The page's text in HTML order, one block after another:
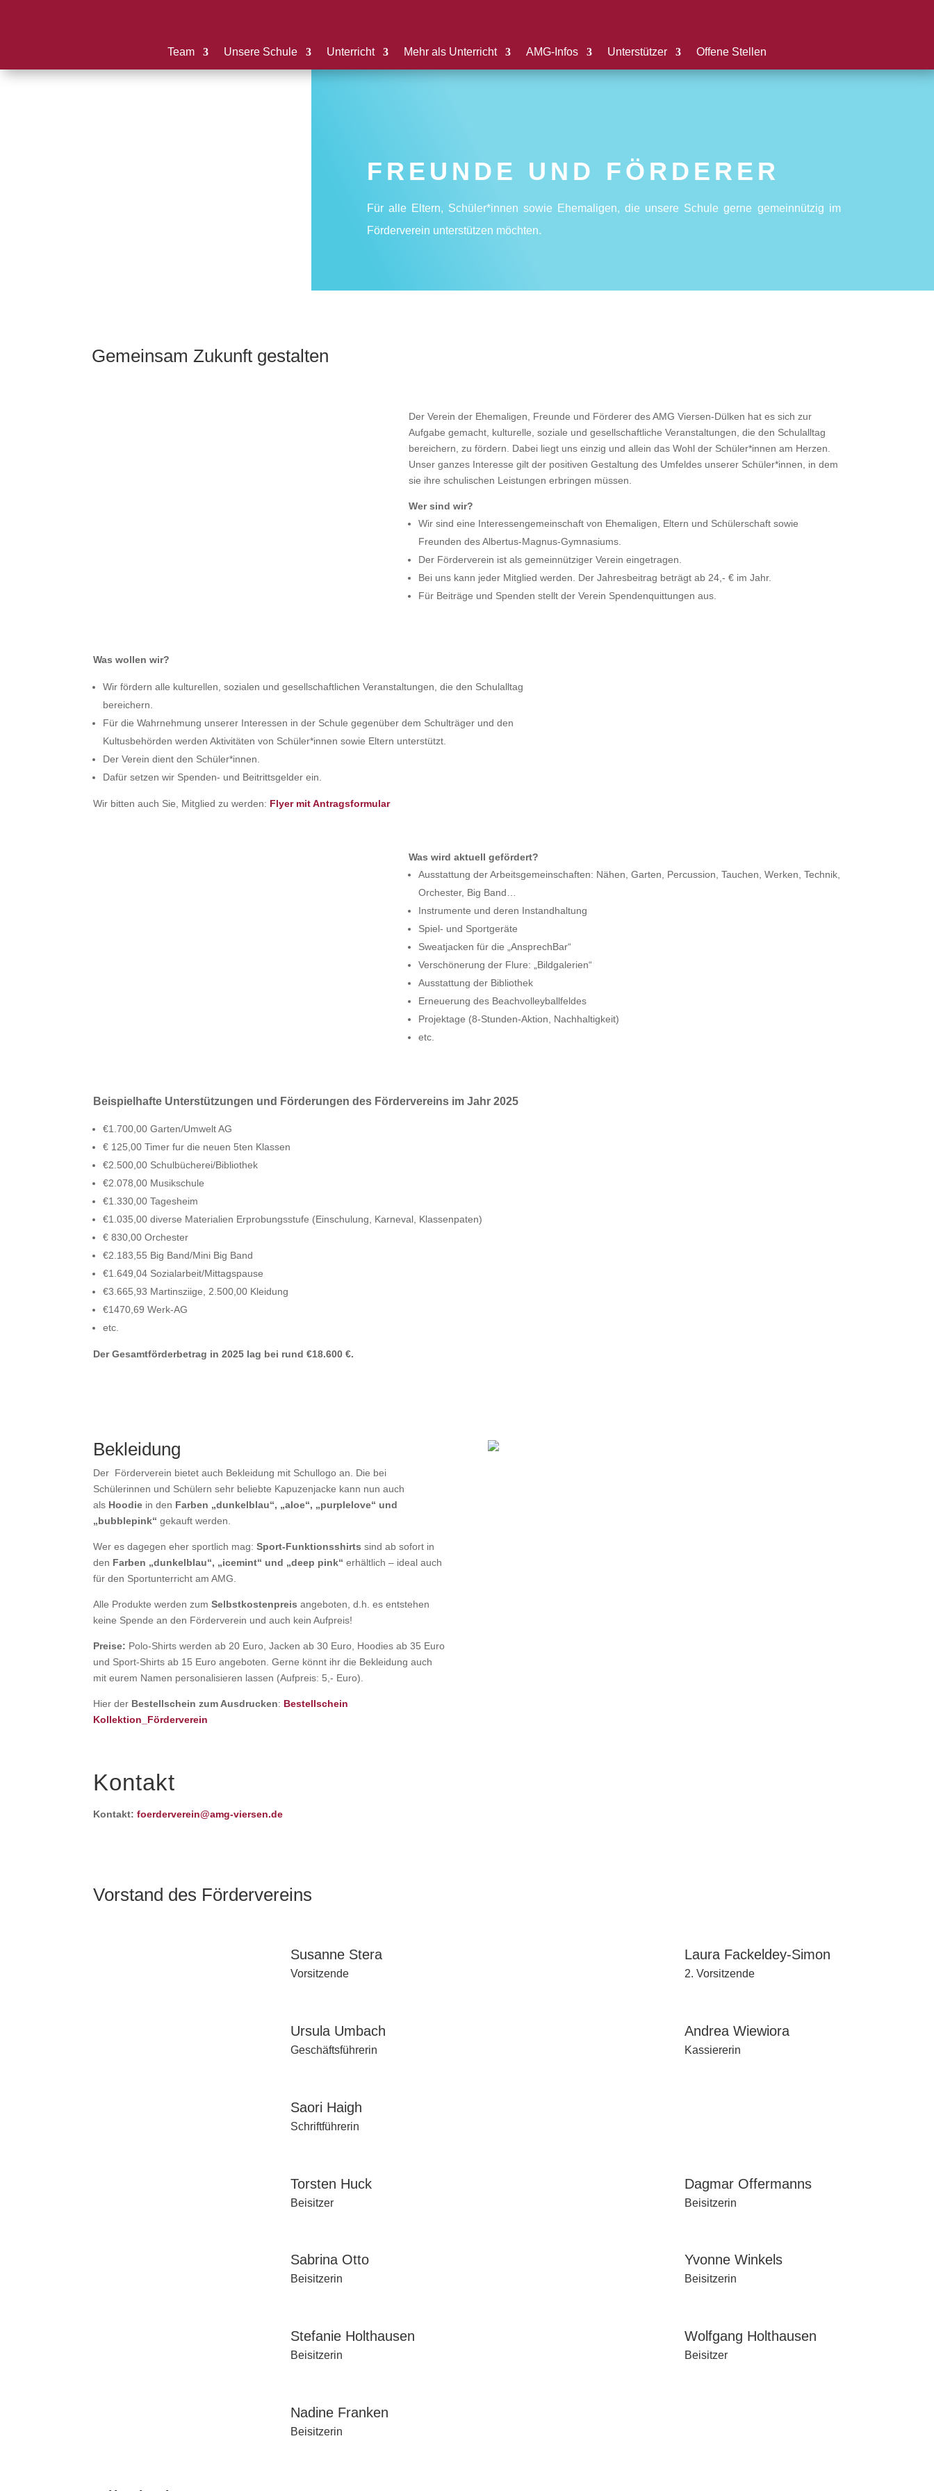
Team Unsere Schule Unterricht Mehr als Unterricht AMG-Infos Unterstützer Offene Stellen
FREUNDE UND FÖRDERER
Für alle Eltern, Schüler*innen sowie Ehemaligen, die unsere Schule gerne gemeinnützig im
Förderverein unterstützen möchten.
Gemeinsam Zukunft gestalten
Der Verein der Ehemaligen, Freunde und Förderer des AMG Viersen-Dülken hat es sich zur
Aufgabe gemacht, kulturelle, soziale und gesellschaftliche Veranstaltungen, die den Schulalltag
bereichern, zu fördern. Dabei liegt uns einzig und allein das Wohl der Schüler*innen am Herzen.
Unser ganzes Interesse gilt der positiven Gestaltung des Umfeldes unserer Schüler*innen, in dem
sie ihre schulischen Leistungen erbringen müssen.
Wer sind wir?
Wir sind eine Interessengemeinschaft von Ehemaligen, Eltern und Schülerschaft sowie
Freunden des Albertus-Magnus-Gymnasiums.
Der Förderverein ist als gemeinnütziger Verein eingetragen.
Bei uns kann jeder Mitglied werden. Der Jahresbeitrag beträgt ab 24,- € im Jahr.
Für Beiträge und Spenden stellt der Verein Spendenquittungen aus.
Was wollen wir?
Wir fördern alle kulturellen, sozialen und gesellschaftlichen Veranstaltungen, die den Schulalltag
bereichern.
Für die Wahrnehmung unserer Interessen in der Schule gegenüber dem Schulträger und den
Kultusbehörden werden Aktivitäten von Schüler*innen sowie Eltern unterstützt.
Der Verein dient den Schüler*innen.
Dafür setzen wir Spenden- und Beitrittsgelder ein.
Wir bitten auch Sie, Mitglied zu werden: Flyer mit Antragsformular
Was wird aktuell gefördert?
Ausstattung der Arbeitsgemeinschaften: Nähen, Garten, Percussion, Tauchen, Werken, Technik,
Orchester, Big Band…
Instrumente und deren Instandhaltung
Spiel- und Sportgeräte
Sweatjacken für die „AnsprechBar“
Verschönerung der Flure: „Bildgalerien“
Ausstattung der Bibliothek
Erneuerung des Beachvolleyballfeldes
Projektage (8-Stunden-Aktion, Nachhaltigkeit)
etc.
Beispielhafte Unterstützungen und Förderungen des Fördervereins im Jahr 2025
€1.700,00 Garten/Umwelt AG
€ 125,00 Timer fur die neuen 5ten Klassen
€2.500,00 Schulbücherei/Bibliothek
€2.078,00 Musikschule
€1.330,00 Tagesheim
€1.035,00 diverse Materialien Erprobungsstufe (Einschulung, Karneval, Klassenpaten)
€ 830,00 Orchester
€2.183,55 Big Band/Mini Big Band
€1.649,04 Sozialarbeit/Mittagspause
€3.665,93 Martinsziige, 2.500,00 Kleidung
€1470,69 Werk-AG
etc.
Der Gesamtförderbetrag in 2025 lag bei rund €18.600 €.
Bekleidung
Der Förderverein bietet auch Bekleidung mit Schullogo an. Die bei
Schülerinnen und Schülern sehr beliebte Kapuzenjacke kann nun auch
als Hoodie in den Farben „dunkelblau“, „aloe“, „purplelove“ und
„bubblepink“ gekauft werden.
Wer es dagegen eher sportlich mag: Sport-Funktionsshirts sind ab sofort in
den Farben „dunkelblau“, „icemint“ und „deep pink“ erhältlich – ideal auch
für den Sportunterricht am AMG.
Alle Produkte werden zum Selbstkostenpreis angeboten, d.h. es entstehen
keine Spende an den Förderverein und auch kein Aufpreis!
Preise: Polo-Shirts werden ab 20 Euro, Jacken ab 30 Euro, Hoodies ab 35 Euro
und Sport-Shirts ab 15 Euro angeboten. Gerne könnt ihr die Bekleidung auch
mit eurem Namen personalisieren lassen (Aufpreis: 5,- Euro).
Hier der Bestellschein zum Ausdrucken: Bestellschein
Kollektion_Förderverein
Kontakt
Kontakt:foerderverein@amg-viersen.de
Vorstand des Fördervereins
Susanne Stera
Vorsitzende
Laura Fackeldey-Simon
2. Vorsitzende
Ursula Umbach
Geschäftsführerin
Andrea Wiewiora
Kassiererin
Saori Haigh
Schriftführerin
Torsten Huck
Beisitzer
Dagmar Offermanns
Beisitzerin
Sabrina Otto
Beisitzerin
Yvonne Winkels
Beisitzerin
Stefanie Holthausen
Beisitzerin
Wolfgang Holthausen
Beisitzer
Nadine Franken
Beisitzerin